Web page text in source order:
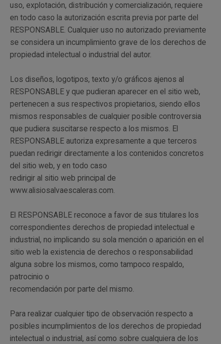
uso, explotación, distribución y comercialización, requiere
en todo caso la autorización escrita previa por parte del
RESPONSABLE. Cualquier uso no autorizado previamente
se considera un incumplimiento grave de los derechos de
propiedad intelectual o industrial del autor.
Los diseños, logotipos, texto y/o gráficos ajenos al
RESPONSABLE y que pudieran aparecer en el sitio web,
pertenecen a sus respectivos propietarios, siendo ellos
mismos responsables de cualquier posible controversia
que pudiera suscitarse respecto a los mismos. El
RESPONSABLE autoriza expresamente a que terceros
puedan redirigir directamente a los contenidos concretos
del sitio web, y en todo caso
redirigir al sitio web principal de
www.alisiosalvaescaleras.com.
El RESPONSABLE reconoce a favor de sus titulares los
correspondientes derechos de propiedad intelectual e
industrial, no implicando su sola mención o aparición en el
sitio web la existencia de derechos o responsabilidad
alguna sobre los mismos, como tampoco respaldo,
patrocinio o
recomendación por parte del mismo.
Para realizar cualquier tipo de observación respecto a
posibles incumplimientos de los derechos de propiedad
intelectual o industrial, así como sobre cualquiera de los